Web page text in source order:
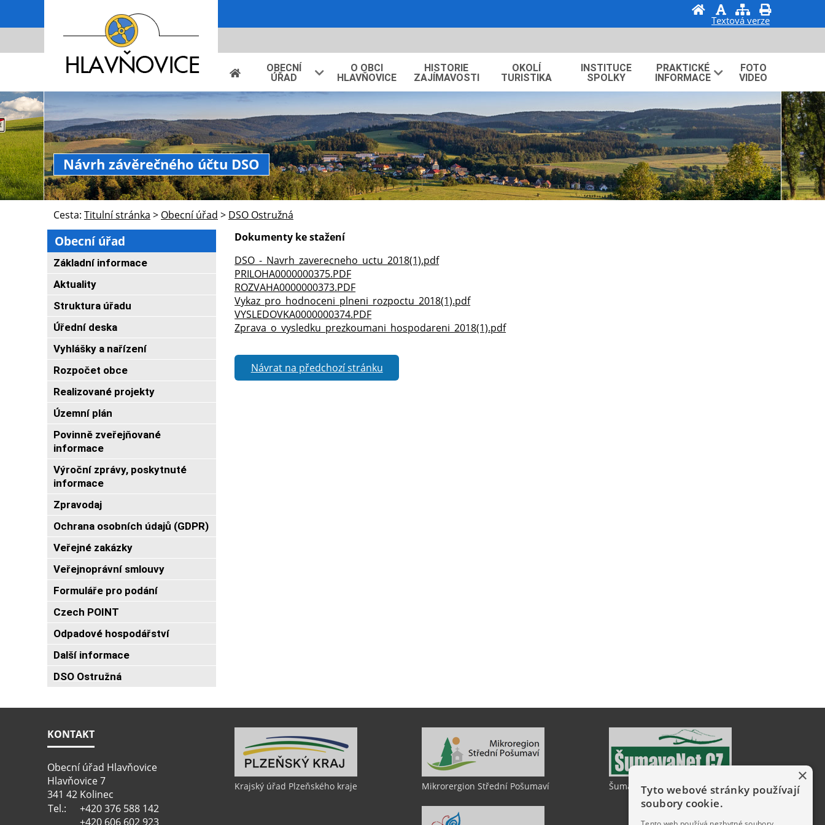
Textová verze
OBECNÍ
ÚŘAD
O OBCI
HLAVŇOVICE
HISTORIE
ZAJÍMAVOSTI
OKOLÍ
TURISTIKA
INSTITUCE
SPOLKY
PRAKTICKÉ
INFORMACE
FOTO
VIDEO
Návrh závěrečného účtu DSO
Cesta: Titulní stránka > Obecní úřad > DSO Ostružná
Obecní úřad
Základní informace
Aktuality
Struktura úřadu
Úřední deska
Vyhlášky a nařízení
Rozpočet obce
Realizované projekty
Územní plán
Povinně zveřejňované
informace
Výroční zprávy, poskytnuté
informace
Zpravodaj
Ochrana osobních údajů (GDPR)
Veřejné zakázky
Veřejnoprávní smlouvy
Formuláře pro podání
Czech POINT
Odpadové hospodářství
Další informace
DSO Ostružná
Dokumenty ke stažení
DSO_-_Navrh_zaverecneho_uctu_2018(1).pdf
PRILOHA0000000375.PDF
ROZVAHA0000000373.PDF
Vykaz_pro_hodnoceni_plneni_rozpoctu_2018(1).pdf
VYSLEDOVKA0000000374.PDF
Zprava_o_vysledku_prezkoumani_hospodareni_2018(1).pdf
Návrat na předchozí stránku
KONTAKT
Obecní úřad Hlavňovice
Hlavňovice 7
341 42 Kolinec
Tel.:
+420 376 588 142
+420 606 602 923
Krajský úřad Plzeňského kraje Mikrorergion Střední Pošumaví ŠumavaNet.CZ - informace o regionu
×
Tyto webové stránky používají
soubory cookie.